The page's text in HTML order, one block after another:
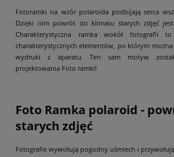
Fotoramki na wzór polaroida podbijają serca
Dzięki nim powrót do klimatu starych zdjęć
Charakterystyczna ramka wokół fotografii
charakterystycznych elementów, po którym można
wydruki z aparatu. Ten sam motyw został
projektowania Foto ramki!
Foto Ramka polaroid -
starych zdjęć
Fotografie wywołują pogodny uśmiech i